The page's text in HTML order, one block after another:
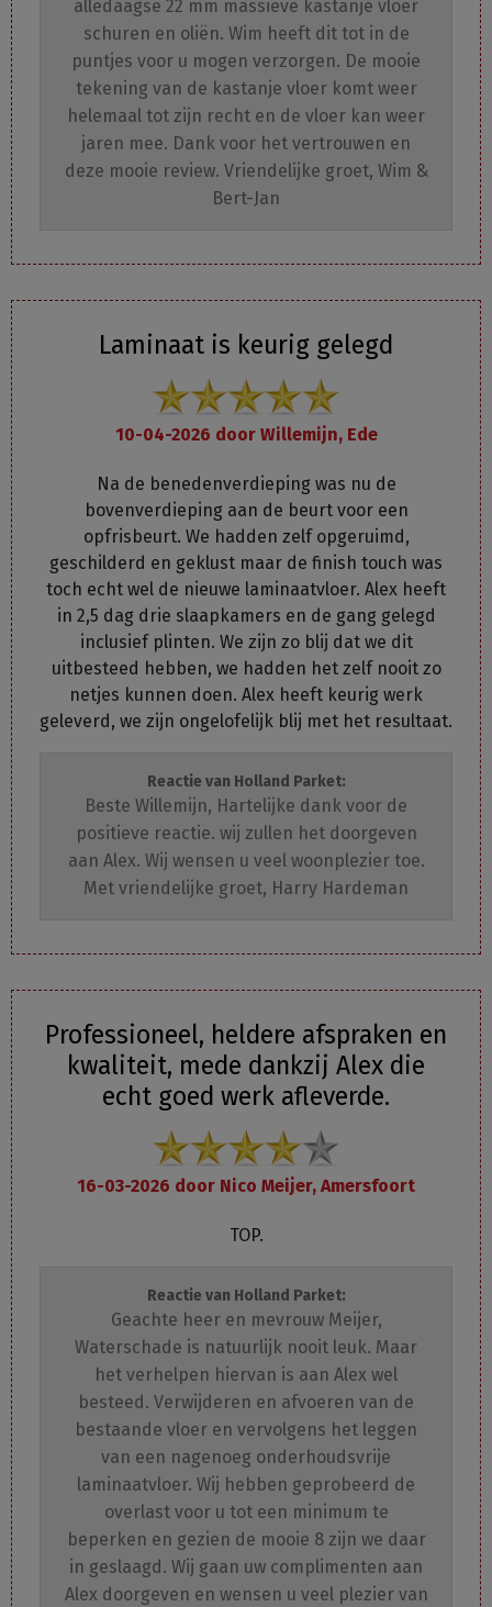
alledaagse 22 mm massieve kastanje vloer
schuren en oliën. Wim heeft dit tot in de
puntjes voor u mogen verzorgen. De mooie
tekening van de kastanje vloer komt weer
helemaal tot zijn recht en de vloer kan weer
jaren mee. Dank voor het vertrouwen en
deze mooie review. Vriendelijke groet, Wim &
Bert-Jan
Laminaat is keurig gelegd
10-04-2026 door Willemijn, Ede
Na de benedenverdieping was nu de
bovenverdieping aan de beurt voor een
opfrisbeurt. We hadden zelf opgeruimd,
geschilderd en geklust maar de finish touch was
toch echt wel de nieuwe laminaatvloer. Alex heeft
in 2,5 dag drie slaapkamers en de gang gelegd
inclusief plinten. We zijn zo blij dat we dit
uitbesteed hebben, we hadden het zelf nooit zo
netjes kunnen doen. Alex heeft keurig werk
geleverd, we zijn ongelofelijk blij met het resultaat.
Reactie van Holland Parket:
Beste Willemijn, Hartelijke dank voor de
positieve reactie. wij zullen het doorgeven
aan Alex. Wij wensen u veel woonplezier toe.
Met vriendelijke groet, Harry Hardeman
Professioneel, heldere afspraken en
kwaliteit, mede dankzij Alex die
echt goed werk afleverde.
16-03-2026 door Nico Meijer, Amersfoort
TOP.
Reactie van Holland Parket:
Geachte heer en mevrouw Meijer,
Waterschade is natuurlijk nooit leuk. Maar
het verhelpen hiervan is aan Alex wel
besteed. Verwijderen en afvoeren van de
bestaande vloer en vervolgens het leggen
van een nagenoeg onderhoudsvrije
laminaatvloer. Wij hebben geprobeerd de
overlast voor u tot een minimum te
beperken en gezien de mooie 8 zijn we daar
in geslaagd. Wij gaan uw complimenten aan
Alex doorgeven en wensen u veel plezier van